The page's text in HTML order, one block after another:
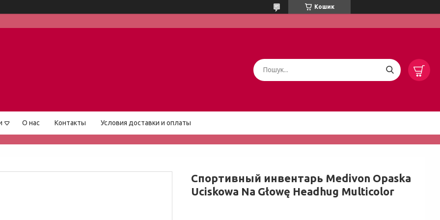
Кошик
О нас Контакты Условия доставки и оплаты
Спортивный инвентарь Medivon Opaska
Uciskowa Na Głowę Headhug Multicolor